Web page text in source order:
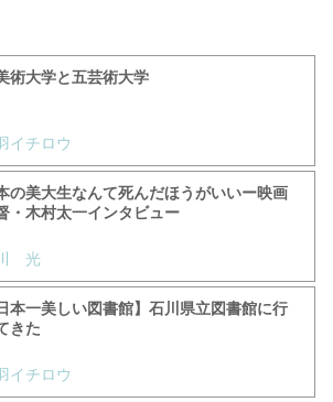
術大学と五芸術大学
イチロウ
の美大生なんて死んだほうがいいー映画
・木村太一インタビュー
光
日本一美しい図書館】石川県立図書館に行
きた
イチロウ